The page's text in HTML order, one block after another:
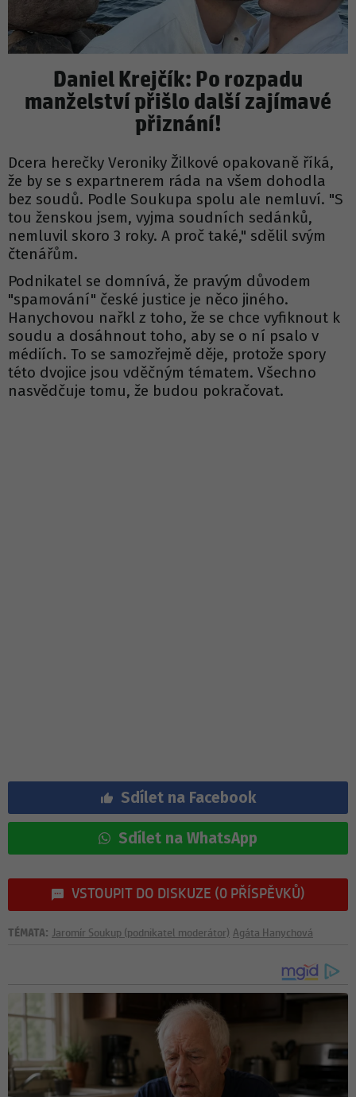
Daniel Krejčík: Po rozpadu
manželství přišlo další zajímavé
přiznání!
Dcera herečky Veroniky Žilkové opakovaně říká,
že by se s expartnerem ráda na všem dohodla
bez soudů. Podle Soukupa spolu ale nemluví. "S
tou ženskou jsem, vyjma soudních sedánků,
nemluvil skoro 3 roky. A proč také," sdělil svým
čtenářům.
Podnikatel se domnívá, že pravým důvodem
"spamování" české justice je něco jiného.
Hanychovou nařkl z toho, že se chce vyfiknout k
soudu a dosáhnout toho, aby se o ní psalo v
médiích. To se samozřejmě děje, protože spory
této dvojice jsou vděčným tématem. Všechno
nasvědčuje tomu, že budou pokračovat.
Sdílet na Facebook
Sdílet na WhatsApp
VSTOUPIT DO DISKUZE (0 PŘÍSPĚVKŮ)
TÉMATA: Jaromír Soukup (podnikatel moderátor) Agáta Hanychová